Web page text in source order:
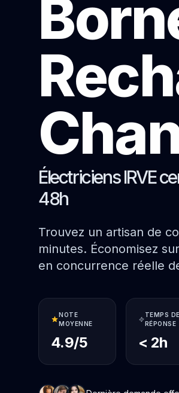
Électriciens IRVE
48h
Trouvez un artisan de
minutes. Économisez
en concurrence réelle
NOTE
MOYENNE
4.9/5
TEMPS DE
RÉPONSE
< 2h